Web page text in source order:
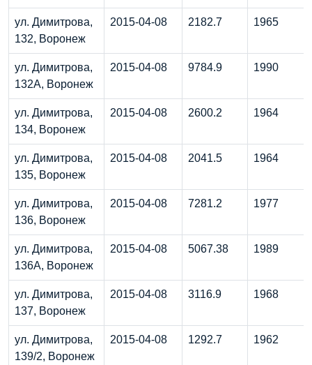
ул. Димитрова,
132, Воронеж
2015-04-08 2182.7 1965
ул. Димитрова,
132А, Воронеж
2015-04-08 9784.9 1990
ул. Димитрова,
134, Воронеж
2015-04-08 2600.2 1964
ул. Димитрова,
135, Воронеж
2015-04-08 2041.5 1964
ул. Димитрова,
136, Воронеж
2015-04-08 7281.2 1977
ул. Димитрова,
136А, Воронеж
2015-04-08 5067.38 1989
ул. Димитрова,
137, Воронеж
2015-04-08 3116.9 1968
ул. Димитрова,
139/2, Воронеж
2015-04-08 1292.7 1962